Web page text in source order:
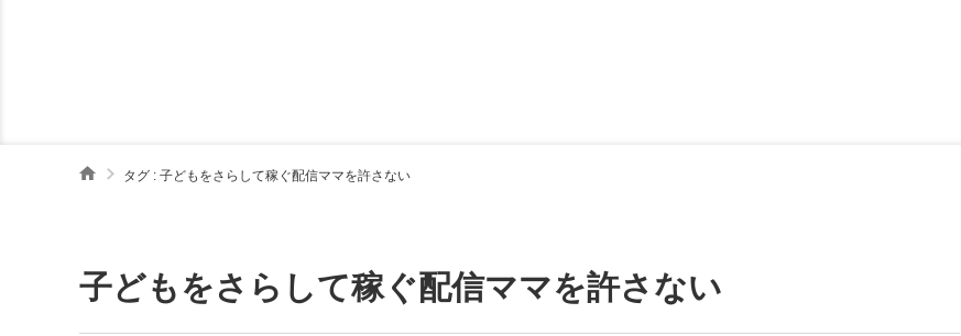
タグ : 子どもをさらして稼ぐ配信ママを許さない
子どもをさらして稼ぐ配信ママを許さない